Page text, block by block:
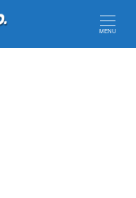
MENU